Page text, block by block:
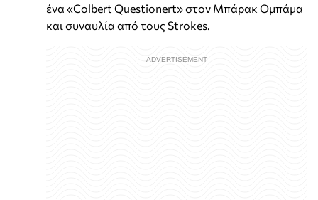
ένα «Colbert Questionert» στον Μπάρακ Ομπάμα
και συναυλία από τους Strokes.